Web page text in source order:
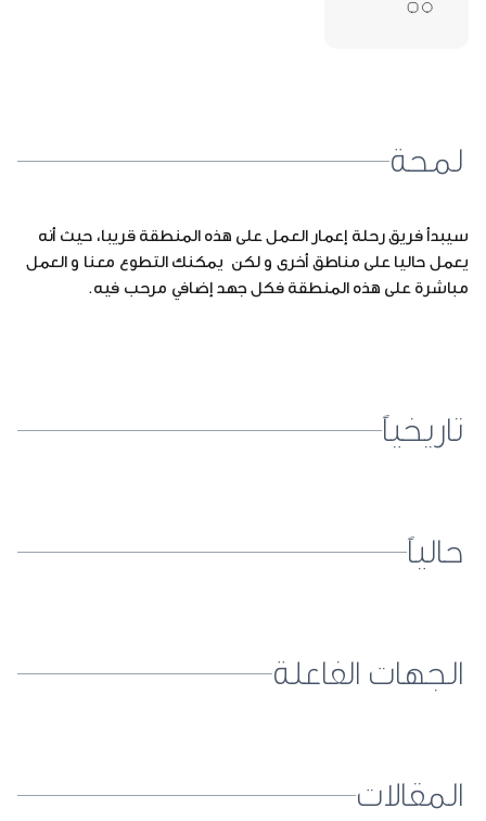
لمحة
سيبدأ فريق رحلة إعمار العمل على هذه المنطقة قريبا، حيث أنه
يعمل حاليا على مناطق أخرى و لكن يمكنك التطوع معنا و العمل
مباشرة على هذه المنطقة فكل جهد إضافي مرحب فيه.
تاريخياً
حالياً
الجهات الفاعلة
المقالات